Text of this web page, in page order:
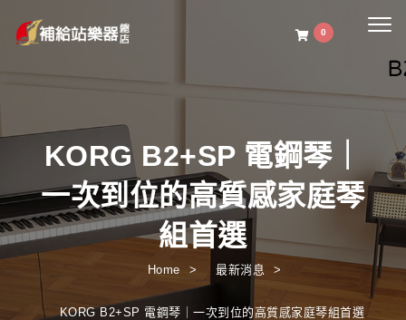
0
KORG B2+SP 電鋼琴｜
一次到位的高質感家庭琴
組首選
Home 最新消息
KORG B2+SP 電鋼琴｜一次到位的高質感家庭琴組首選